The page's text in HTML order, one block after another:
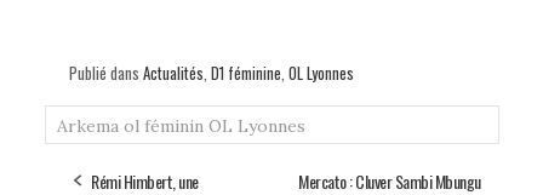
Publié dans Actualités D1 féminine OL Lyonnes
Arkema ol féminin OL Lyonnes
Rémi Himbert, une
Mercato : Cluver Sambi Mbungu